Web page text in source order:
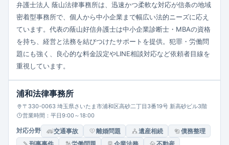
弁護士法人 蔭山法律事務所は、迅速かつ柔軟な対応が信条の地域
密着型事務所で、個人から中小企業まで幅広い法的ニーズに応え
ています。代表の蔭山好信弁護士は中小企業診断士・MBAの資格
を持ち、経営と法務を結びつけたサポートを提供。犯罪・労働問
題にも強く、良心的な料金設定やLINE相談対応など依頼者目線を
重視しています。
浦和法律事務所
〒330-0063 埼玉県さいたま市浦和区高砂二丁目3番19号 新高砂ビル3階
営業時間：平日9:00～18:00
対応分野 交通事故 離婚問題 遺産相続
債務整理